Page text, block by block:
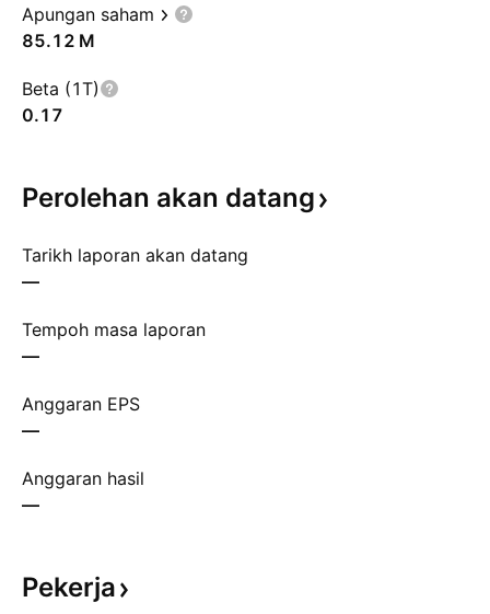
Apungan saham
‪85.12 M‬
Beta (1T)
0.17
Perolehan akan datang
Tarikh laporan akan datang
—
Tempoh masa laporan
—
Anggaran EPS
—
Anggaran hasil
—
Pekerja